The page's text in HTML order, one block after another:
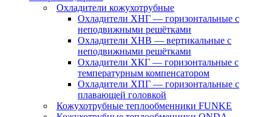
Охладители кожухотрубные
Охладители ХНГ — горизонтальные с
неподвижными решётками
Охладители ХНВ — вертикальные с
неподвижными решётками
Охладители ХКГ — горизонтальные с
температурным компенсатором
Охладители ХПГ — горизонтальные с
плавающей головкой
Кожухотрубные теплообменники FUNKE